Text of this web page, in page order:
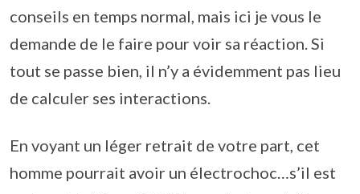
conseils en temps normal, mais ici je vous le
demande de le faire pour voir sa réaction. Si
tout se passe bien, il n’y a évidemment pas lieu
de calculer ses interactions.
En voyant un léger retrait de votre part, cet
homme pourrait avoir un électrochoc…s’il est